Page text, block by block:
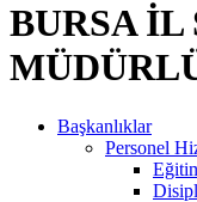
BURSA
Başkanlıklar
Personel